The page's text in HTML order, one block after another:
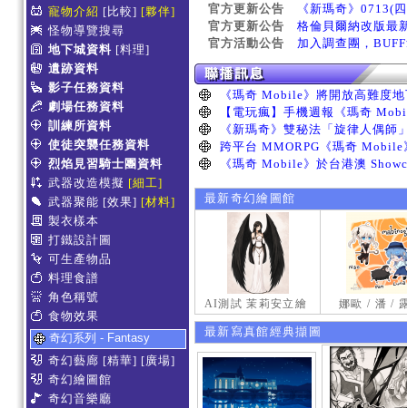
寵物介紹 [比較] [夥伴]
怪物導覽搜尋
地下城資料 [料理]
遺跡資料
影子任務資料
劇場任務資料
訓練所資料
使徒突襲任務資料
烈焰見習騎士團資料
武器改造模擬 [細工]
武器聚能 [效果] [材料]
製衣樣本
打鐵設計圖
可生產物品
料理食譜
角色稱號
食物效果
奇幻系列 - Fantasy
奇幻藝廊 [精華] [廣場]
奇幻繪圖館
奇幻音樂廳
官方更新公告
《新瑪奇》0713(
官方更新公告
格倫貝爾納改版最
官方活動公告
加入調查團，
最新奇幻繪圖館
AI測試 茉莉安立繪 娜歐 / 潘 /
最新寫真館經典擷圖